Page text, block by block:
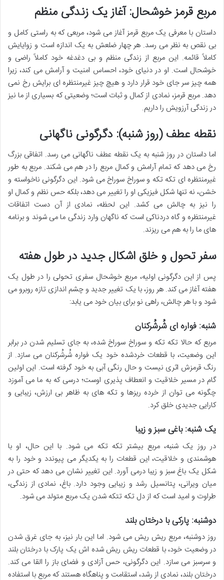
مربع قرمز خوشحال: آغاز یک زندگی منظم
داستان با معرفی یک مربع قرمز آغاز می شود، مربعی که به راستی کامل و
بی نقص به نظر می رسد. هر چهار ضلعش به یک اندازه است و زوایایش
کاملاً قائمه. این مربع از زندگی منظم و بی دغدغه خود کاملاً راضی و
خوشحال است. او در دنیای خود، احساس امنیت و آرامش می کند، زیرا
همه چیز سر جای خود قرار دارد و هیچ چیز غیرمنتظره ای برایش رخ نمی
دهد. مربع قرمز، نمادی از کمال و ثبات است؛ وضعیتی که بسیاری از ما نیز
در زندگی آرزویش را داریم.
نقطه عطف (روز شنبه): دگرگونی ناگهانی
اما داستان در روز شنبه به یک نقطه عطف ناگهانی می رسد. اتفاقی بزرگ
رخ می دهد که تمام آرامش و کمال مربع را در هم می شکند. مربع به طور
غیرمنتظره ای تکه تکه و سوراخ سوراخ می شود. این دگرگونی ناخواسته و
خشن، نه تنها شکل فیزیکی او را تغییر می دهد، بلکه حس نظم و کمال او
را نیز به چالش می کشد. این لحظه، نمادی از آن دست اتفاقات
غیرمنتظره و گاه دردناکی است که ناگهان وارد زندگی ما می شوند و برنامه
های ما را به هم می ریزند.
سفر تحول و خلق اشکال جدید در طول هفته
پس از این دگرگونی اولیه، مربع خوشحال سفری تحولی را در طول یک
هفته آغاز می کند. هر روز، با یک تغییر جدید و چشم اندازی تازه روبرو می
شود و با هر چالش، راهی نو برای بیان خود می یابد:
شنبه: فواره ای شُرشُرکنان
مربع که حالا تکه تکه و سوراخ سوراخ شده، به جای تسلیم شدن در برابر
این وضعیت، با قطعات خردشده خود یک فواره شُرشُرکنان می سازد. از
رنگ قرمزش اثری نیست و حال رنگی آبی به خود گرفته است. این اولین
گام در مسیر خلاقیت و انعطاف پذیری اوست؛ درسی که به ما می آموزد
چگونه می توان از خرده ریزها و تکه های به ظاهر بی ارزش، زیبایی و
کارایی جدیدی خلق کرد.
یک شنبه: باغی سبز و زیبا
در روز یک شنبه، مربع بیشتر تکه تکه می شود. با این حال، او با
هوشمندی و خلاقیت، این قطعات را به یکدیگر می پیوندد و خود را به
شکل یک باغ سبز و زیبا درمی آورد. این تغییر نشان می دهد که حتی در
میان ویرانی، پتانسیل رشد و زیبایی وجود دارد. باغ، نمادی از زندگی،
طراوت و امید است که از دل تکه تتکه شدن یک مربع متولد می شود.
دوشنبه: پارکی با درختان بلند
روز دوشنبه، مربع ریش ریش می شود. اما این بار نیز، به جای غرق شدن
در وضعیت خود، با قطعات ریش ریش شده اش یک پارک با درختان بلند
و سرسبز می سازد. این دگرگونی، حس آزادی و فضای باز را القا می کند.
درختان بلند، نمادی از رشد، استقامت و پناهگاه هستند که مربع با استفاده